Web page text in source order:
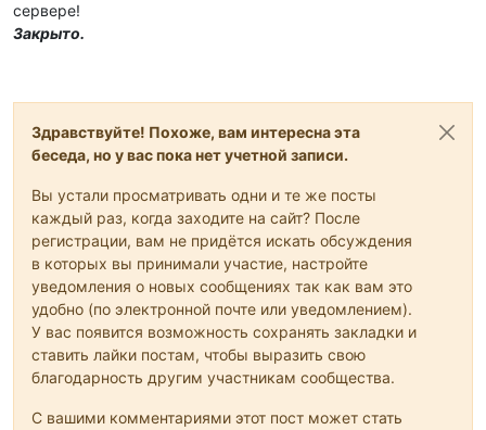
сервере!
Закрыто.
Здравствуйте! Похоже, вам интересна эта
беседа, но у вас пока нет учетной записи.
Вы устали просматривать одни и те же посты
каждый раз, когда заходите на сайт? После
регистрации, вам не придётся искать обсуждения
в которых вы принимали участие, настройте
уведомления о новых сообщениях так как вам это
удобно (по электронной почте или уведомлением).
У вас появится возможность сохранять закладки и
ставить лайки постам, чтобы выразить свою
благодарность другим участникам сообщества.
С вашими комментариями этот пост может стать